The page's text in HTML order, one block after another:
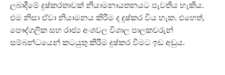
ලබාදීමේ දුෂ්කරතාවක් නියාමනායතනයට පැවතිය හැකිය.
එම නිසා ඒවා නියාමනය කිරීම ද දුෂ්කර විය හැක. එහෙත්,
පෞද්ගලික සහ රාජ්‍ය අංශවල විශාල පාලකවරුන්
සම්බන්ධයෙන් කටයුතු කිරීම දුෂ්කර වීමට ඉඩ අඩුය.